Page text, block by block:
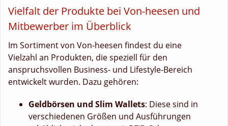
Vielfalt der Produkte bei Von-heesen und
Mitbewerber im Überblick
Im Sortiment von Von-heesen findest du eine
Vielzahl an Produkten, die speziell für den
anspruchsvollen Business- und Lifestyle-Bereich
entwickelt wurden. Dazu gehören:
Geldbörsen und Slim Wallets: Diese sind in
verschiedenen Größen und Ausführungen